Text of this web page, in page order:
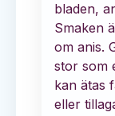
bladen,
Smaken
om anis.
stor som
kan ätas
eller